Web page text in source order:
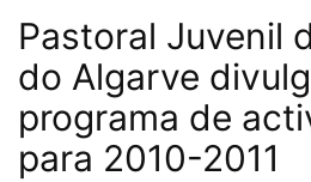
Pastoral Juvenil
do Algarve
programa de
para 2010-2011